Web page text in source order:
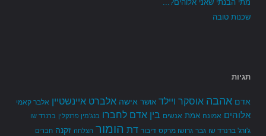
מתי הבנתי שאני אלוהים?...
שכנות טובה
תגיות
אדם אהבה אוסקר ויילד אושר אישה אלברט איינשטיין אלבר קאמי
אלוהים אמונה אמת אנשים בין אדם לחברו בנג'מין פרנקלין ברנרד שו
ג'ורג' ברנרד שו גבר גרושו מרקס דיבור דת הומור הצלחה זקנה חברים